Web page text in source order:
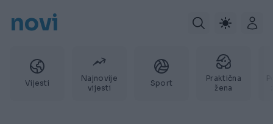
novi
Vijesti
Najnovije
vijesti
Sport
Praktična
žena